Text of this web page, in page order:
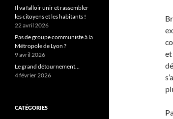
et
Il va falloir unir et rassembler
les citoyens et les habitants !
22 avril 2026
Pas de groupe communiste à la
Métropole de Lyon ?
9 avril 2026
Le grand détournement…
4 février 2026
CATÉGORIES